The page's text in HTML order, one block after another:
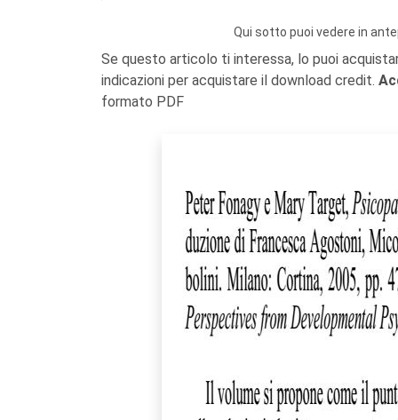
Qui sotto puoi vedere in
Se questo articolo ti interessa, lo puoi
indicazioni per acquistare il download credit.
formato PDF